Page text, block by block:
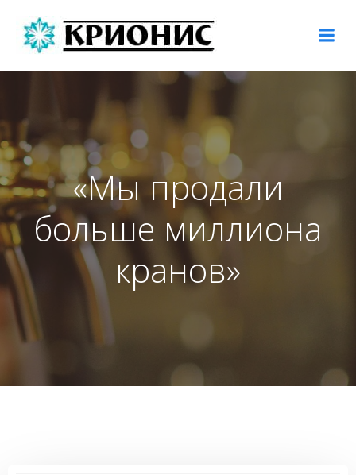
к
содержимому
«Мы продали
больше миллиона
кранов»